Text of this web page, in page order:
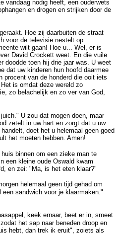
vandaag nodig heeft, een ouderwets
en drogen en strijken door de
Hoe zij daarbuiten de straat
voor de televisie nestelt op
wilt gaan! Hoe u... Wel, er is
David Crockett weet. En die vuile
doodde toen hij drie jaar was. U weet
dat uw kinderen hun hoofd daarmee
procent van de honderd die ooit iets
is omdat deze wereld zo
zo belachelijk en zo ver van God,
U zou dat mogen doen, maar
zetelt in uw hart en zorgt dat u uw
doet het u helemaal geen goed
het moeten hebben. Amen!
binnen om een zieke man te
een kleine oude Oswald kwam
en zei: "Ma, is het eten klaar?"
helemaal geen tijd gehad om
sandwich voor je klaarmaken."
keek ernaar, beet er in, smeet
het sap naar beneden droop en
hebt, dan trek ik eruit", zoiets als